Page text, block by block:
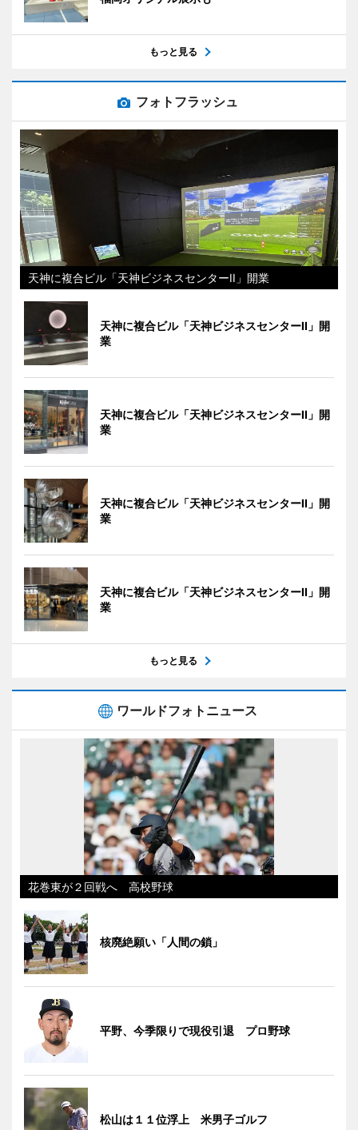
もっと見る
フォトフラッシュ
天神に複合ビル「天神ビジネスセンターII」開業
天神に複合ビル「天神ビジネスセンターII」開
業
天神に複合ビル「天神ビジネスセンターII」開
業
天神に複合ビル「天神ビジネスセンターII」開
業
天神に複合ビル「天神ビジネスセンターII」開
業
もっと見る
ワールドフォトニュース
花巻東が２回戦へ 高校野球
核廃絶願い「人間の鎖」
平野、今季限りで現役引退 プロ野球
松山は１１位浮上 米男子ゴルフ